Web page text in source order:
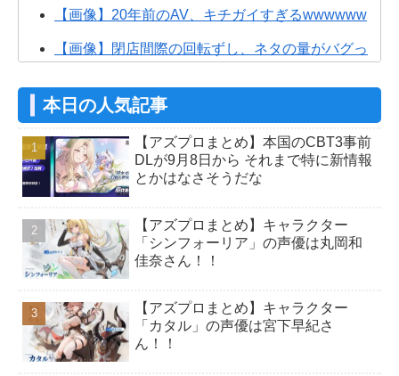
【画像】20年前のAV、キチガイすぎるwwwwww
【画像】閉店間際の回転ずし、ネタの量がバグっ
【警告】医師「米国では”ヘロインと同じくらいヤ
バい薬”が日本では平気で処方されてる」
【アズプロ】公式的にこのエルフっ娘（シンフォ
ーリア）ってどういう立ち位置なん？
【アズプロ】共同CEOの公式インタビュー！独自
の強み、キャラデザ、リリース予定日など
【アズプロ】これ天気と時間システム実装くるや
つか？
【アズプロ】結構広告出してるから今年中には来
本日の人気記事
【アズプロまとめ】本国のCBT3事前
DLが9月8日から それまで特に新情報
とかはなさそうだな
【アズプロまとめ】キャラクター
「シンフォーリア」の声優は丸岡和
佳奈さん！！
【アズプロまとめ】キャラクター
「カタル」の声優は宮下早紀さ
ん！！